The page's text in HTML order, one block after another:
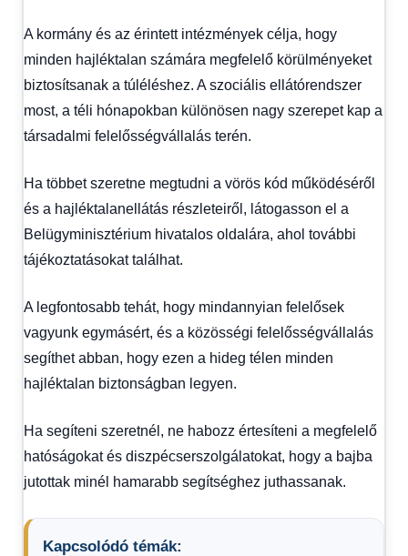
A kormány és az érintett intézmények célja, hogy
minden hajléktalan számára megfelelő körülményeket
biztosítsanak a túléléshez. A szociális ellátórendszer
most, a téli hónapokban különösen nagy szerepet kap a
társadalmi felelősségvállalás terén.
Ha többet szeretne megtudni a vörös kód működéséről
és a hajléktalanellátás részleteiről, látogasson el a
Belügyminisztérium hivatalos oldalára, ahol további
tájékoztatásokat találhat.
A legfontosabb tehát, hogy mindannyian felelősek
vagyunk egymásért, és a közösségi felelősségvállalás
segíthet abban, hogy ezen a hideg télen minden
hajléktalan biztonságban legyen.
Ha segíteni szeretnél, ne habozz értesíteni a megfelelő
hatóságokat és diszpécserszolgálatokat, hogy a bajba
jutottak minél hamarabb segítséghez juthassanak.
Kapcsolódó témák: